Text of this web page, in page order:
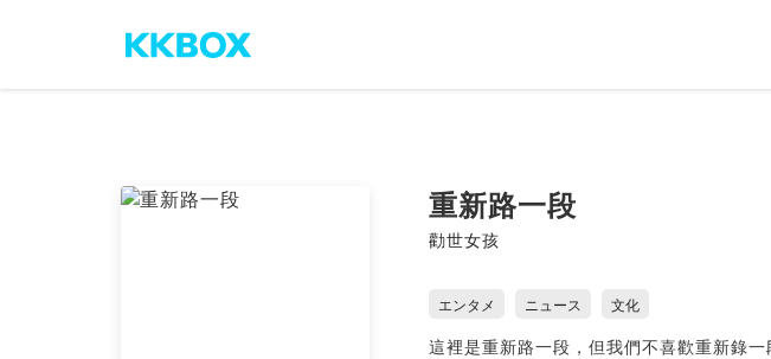
重新路一段
勸世女孩
エンタメ ニュース 文化
這裡是重新路一段，但我們不喜歡重新錄一